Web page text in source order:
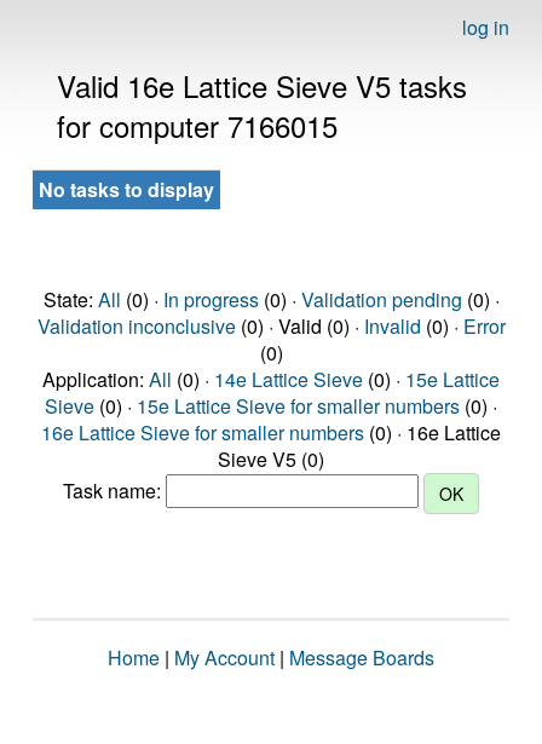
log in
Valid 16e Lattice Sieve V5 tasks
for computer 7166015
No tasks to display
State: All (0) · In progress(0) · Validation pending (0) ·
Validation inconclusive(0) · Valid (0) · Invalid (0) · Error
(0)
Application: All (0) · 14e Lattice Sieve (0) · 15e Lattice
Sieve (0) · 15e Lattice Sieve for smaller numbers (0) ·
16e Lattice Sieve for smaller numbers (0) · 16e Lattice
Sieve V5 (0)
Task name:
Home | My Account | Message Boards